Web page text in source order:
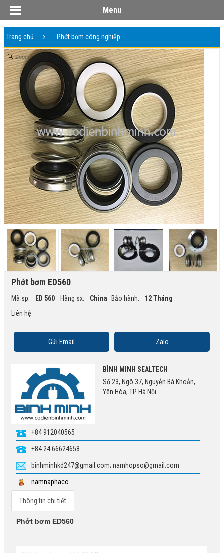
Menu
Trang chủ Phớt bơm công nghiệp
Zoom
Phớt bơm ED560
Mã sp: ED 560 Hãng sx: China Bảo hành:
12 Tháng
Liên hệ
Gửi Email Zalo
BÌNH MINH SEALTECH
Số 23, Ngõ 37, Nguyễn Bá Khoản,
Yên Hòa, TP Hà Nội
+84 912040565
+84 24 66624658
binhminhkd247@gmail.com; namhopso@gmail.com
namnaphaco
Thông tin chi tiết
Phớt bơm ED560